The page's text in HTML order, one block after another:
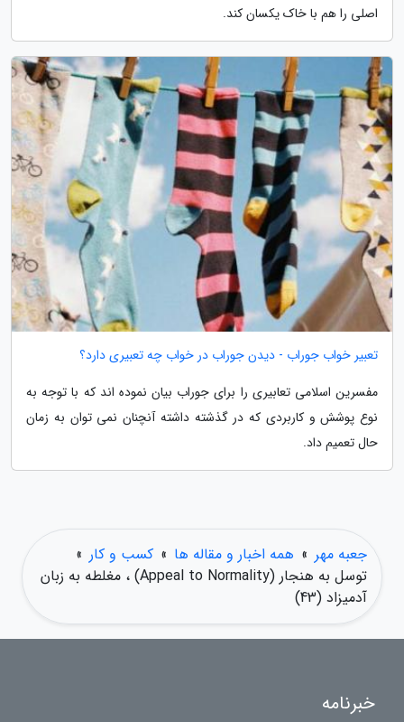
اصلی را هم با خاک یکسان کند.
تعبیر خواب جوراب - دیدن جوراب در خواب چه تعبیری دارد؟
مفسرین اسلامی تعابیری را برای جوراب بیان نموده اند که با توجه به
نوع پوشش و کاربردی که در گذشته داشته آنچنان نمی توان به زمان
حال تعمیم داد.
جعبه مهر » همه اخبار و مقاله ها » کسب و کار »
توسل به هنجار (Appeal to Normality) ، مغلطه به زبان
آدمیزاد (43)
خبرنامه